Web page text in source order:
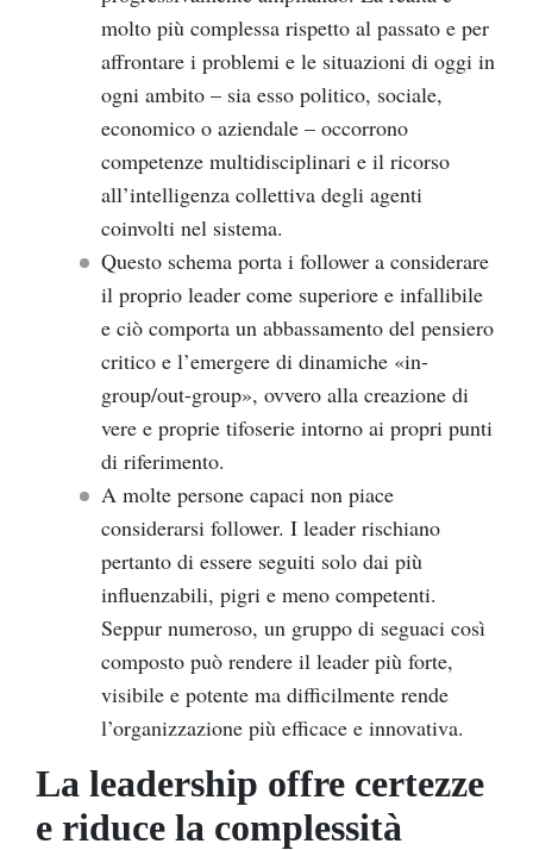
molto più complessa rispetto al passato e per
affrontare i problemi e le situazioni di oggi in
ogni ambito – sia esso politico, sociale,
economico o aziendale – occorrono
competenze multidisciplinari e il ricorso
all’intelligenza collettiva degli agenti
coinvolti nel sistema.
Questo schema porta i follower a considerare
il proprio leader come superiore e infallibile
e ciò comporta un abbassamento del pensiero
critico e l’emergere di dinamiche «in-
group/out-group», ovvero alla creazione di
vere e proprie tifoserie intorno ai propri punti
di riferimento.
A molte persone capaci non piace
considerarsi follower. I leader rischiano
pertanto di essere seguiti solo dai più
influenzabili, pigri e meno competenti.
Seppur numeroso, un gruppo di seguaci così
composto può rendere il leader più forte,
visibile e potente ma difficilmente rende
l’organizzazione più efficace e innovativa.
La leadership offre certezze
e riduce la complessità